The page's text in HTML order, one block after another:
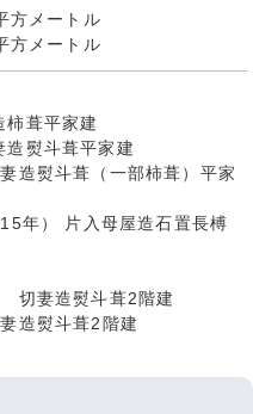
メートル
メートル
葺平家建
熨斗葺平家建
熨斗葺（一部柿葺）平家
年） 片入母屋造石置長榑
妻造熨斗葺2階建
造熨斗葺2階建